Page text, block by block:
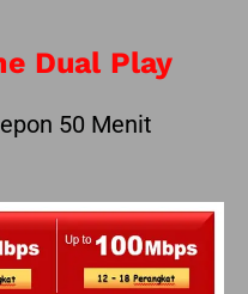
Dual Play
50 Menit